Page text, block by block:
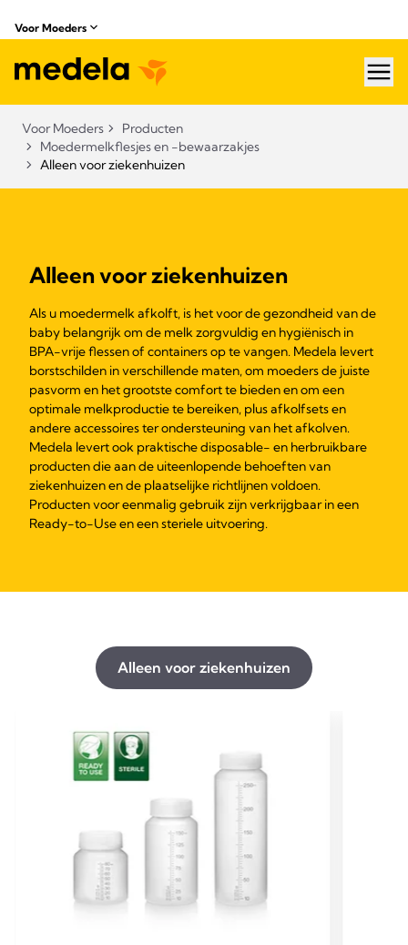
Voor Moeders
Voor Moeders
Producten
Moedermelkflesjes en -bewaarzakjes
Alleen voor ziekenhuizen
Alleen voor ziekenhuizen
Als u moedermelk afkolft, is het voor de gezondheid van de
baby belangrijk om de melk zorgvuldig en hygiënisch in
BPA-vrije flessen of containers op te vangen. Medela levert
borstschilden in verschillende maten, om moeders de juiste
pasvorm en het grootste comfort te bieden en om een
optimale melkproductie te bereiken, plus afkolfsets en
andere accessoires ter ondersteuning van het afkolven.
Medela levert ook praktische disposable- en herbruikbare
producten die aan de uiteenlopende behoeften van
ziekenhuizen en de plaatselijke richtlijnen voldoen.
Producten voor eenmalig gebruik zijn verkrijgbaar in een
Ready-to-Use en een steriele uitvoering.
Alleen voor ziekenhuizen